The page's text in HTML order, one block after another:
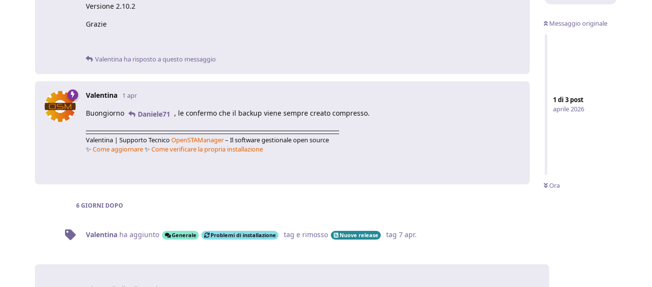
Messaggio originale
1 di 3 post
aprile 2026
Ora
Versione 2.10.2
Grazie
Valentina ha risposto a questo messaggio
Valentina 1 apr
Buongiorno Daniele71 , le confermo che il backup viene sempre creato compresso.
_______________________________________________________________________________________
Valentina | Supporto TecnicoOpenSTAManager– Il software gestionale open source
✨ Come aggiornare✨ Come verificare la propria installazione
6 GIORNI DOPO
Valentina ha aggiunto Generale Problemi di installazione tag e rimosso Nuove release tag 7 apr.